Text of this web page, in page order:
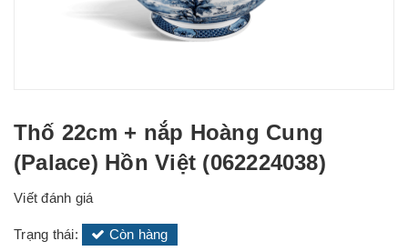
Thố 22cm + nắp Hoàng Cung
(Palace) Hồn Việt (062224038)
Viết đánh giá
Trạng thái: Còn hàng